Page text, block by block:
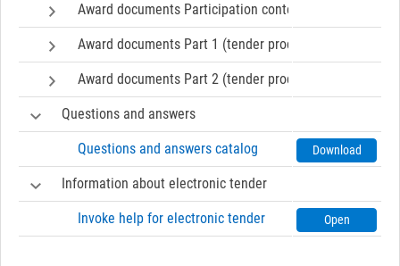
Award documents Participation contest
Award documents Part 1 (tender procedure)
Award documents Part 2 (tender procedure)
Questions and answers
Questions and answers catalog Download
Information about electronic tender
Invoke help for electronic tender Open